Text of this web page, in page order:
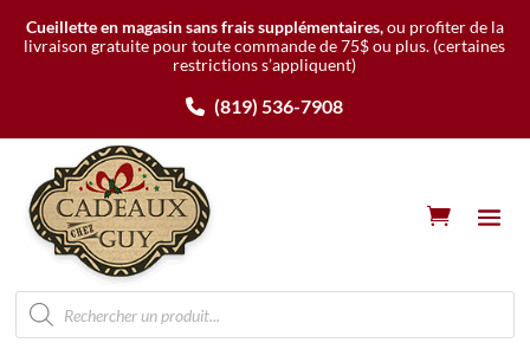
Cueillette en magasin sans frais supplémentaires,ou profiter de la
livraison gratuite pour toute commande de 75$ ou plus. (certaines
restrictions s’appliquent)
(819) 536-7908
Recherche
de
produits